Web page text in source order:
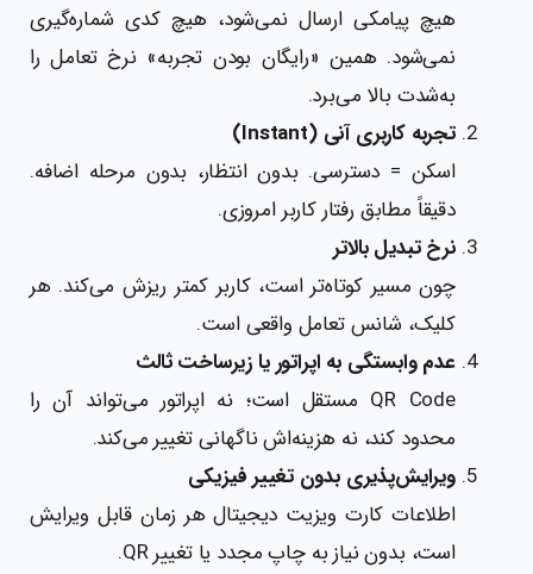
هیچ پیامکی ارسال نمی‌شود، هیچ کدی شماره‌گیری
نمی‌شود. همین «رایگان بودن تجربه» نرخ تعامل را
به‌شدت بالا می‌برد.
تجربه کاربری آنی (Instant)
اسکن = دسترسی. بدون انتظار، بدون مرحله اضافه.
دقیقاً مطابق رفتار کاربر امروزی.
نرخ تبدیل بالاتر
چون مسیر کوتاه‌تر است، کاربر کمتر ریزش می‌کند. هر
کلیک، شانس تعامل واقعی است.
عدم وابستگی به اپراتور یا زیرساخت ثالث
QR Code مستقل است؛ نه اپراتور می‌تواند آن را
محدود کند، نه هزینه‌اش ناگهانی تغییر می‌کند.
ویرایش‌پذیری بدون تغییر فیزیکی
اطلاعات کارت ویزیت دیجیتال هر زمان قابل ویرایش
است، بدون نیاز به چاپ مجدد یا تغییر QR.